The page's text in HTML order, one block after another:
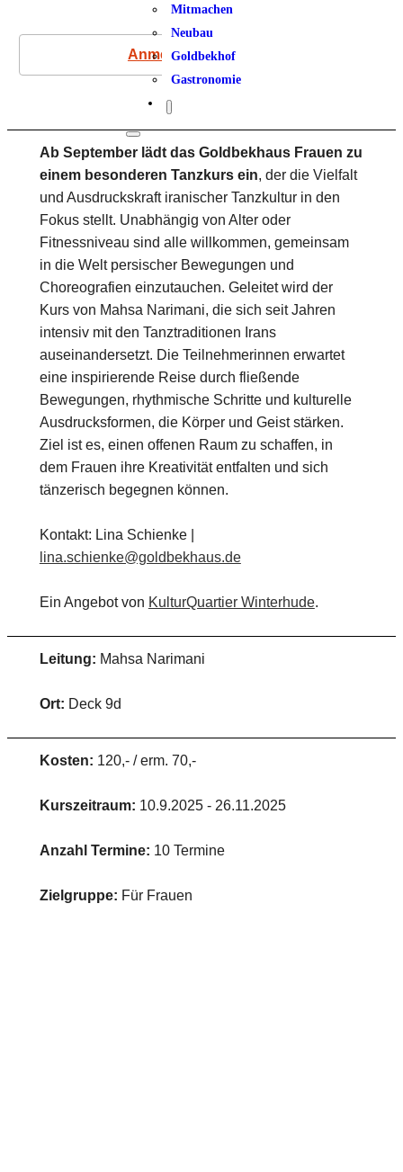
Mitmachen
Neubau
Goldbekhof
Gastronomie
Anmeldung
Ab September lädt das Goldbekhaus Frauen zu
einem besonderen Tanzkurs ein, der die Vielfalt
und Ausdruckskraft iranischer Tanzkultur in den
Fokus stellt. Unabhängig von Alter oder
Fitnessniveau sind alle willkommen, gemeinsam
in die Welt persischer Bewegungen und
Choreografien einzutauchen. Geleitet wird der
Kurs von Mahsa Narimani, die sich seit Jahren
intensiv mit den Tanztraditionen Irans
auseinandersetzt. Die Teilnehmerinnen erwartet
eine inspirierende Reise durch fließende
Bewegungen, rhythmische Schritte und kulturelle
Ausdrucksformen, die Körper und Geist stärken.
Ziel ist es, einen offenen Raum zu schaffen, in
dem Frauen ihre Kreativität entfalten und sich
tänzerisch begegnen können.
Kontakt: Lina Schienke |
lina.schienke@goldbekhaus.de
Ein Angebot von KulturQuartier Winterhude.
Leitung: Mahsa Narimani
Ort: Deck 9d
Kosten: 120,- / erm. 70,-
Kurszeitraum: 10.9.2025 - 26.11.2025
Anzahl Termine: 10 Termine
Zielgruppe: Für Frauen